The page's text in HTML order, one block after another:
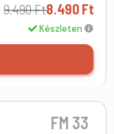
9.490 Ft8.490 Ft
Készleten
FM 33